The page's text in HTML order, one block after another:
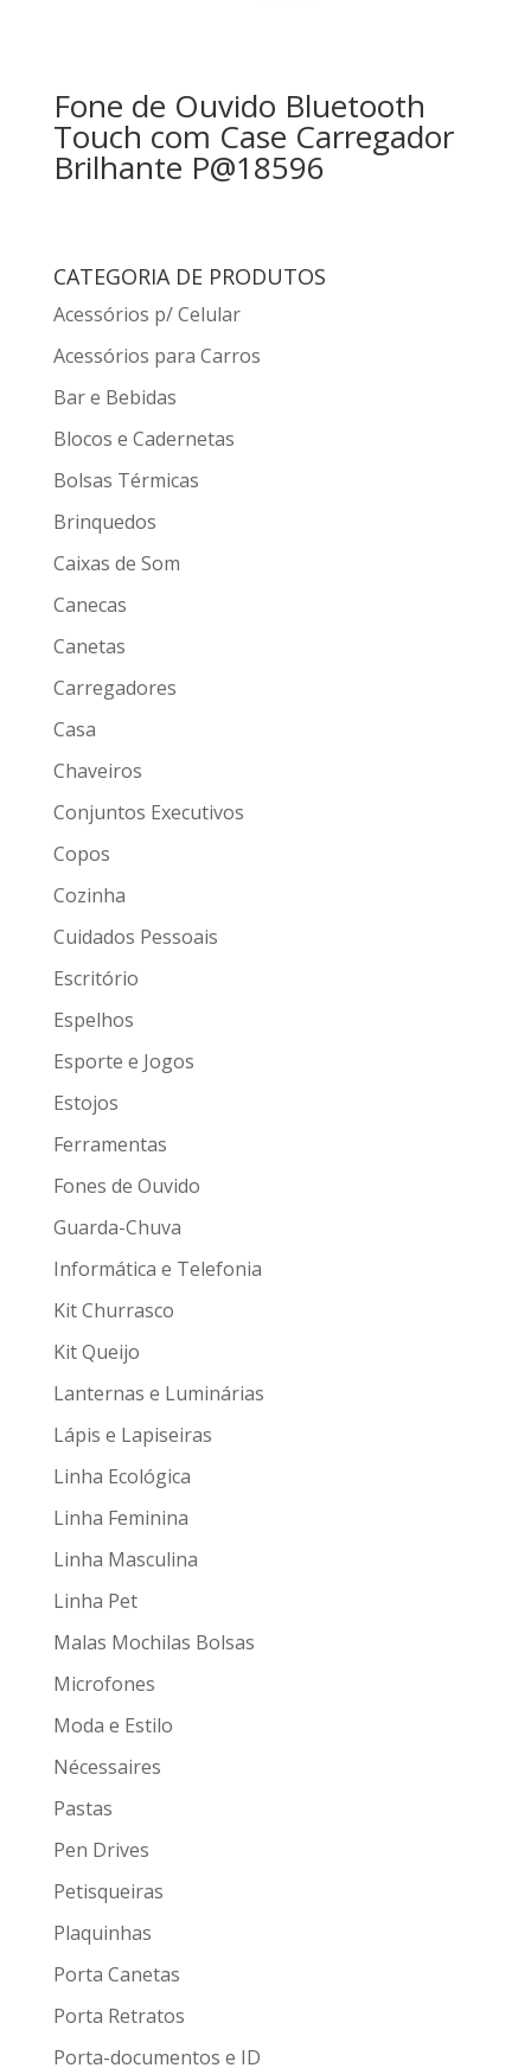
Fone de Ouvido Bluetooth
Touch com Case Carregador
Brilhante P@18596
CATEGORIA DE PRODUTOS
Acessórios p/ Celular
Acessórios para Carros
Bar e Bebidas
Blocos e Cadernetas
Bolsas Térmicas
Brinquedos
Caixas de Som
Canecas
Canetas
Carregadores
Casa
Chaveiros
Conjuntos Executivos
Copos
Cozinha
Cuidados Pessoais
Escritório
Espelhos
Esporte e Jogos
Estojos
Ferramentas
Fones de Ouvido
Guarda-Chuva
Informática e Telefonia
Kit Churrasco
Kit Queijo
Lanternas e Luminárias
Lápis e Lapiseiras
Linha Ecológica
Linha Feminina
Linha Masculina
Linha Pet
Malas Mochilas Bolsas
Microfones
Moda e Estilo
Nécessaires
Pastas
Pen Drives
Petisqueiras
Plaquinhas
Porta Canetas
Porta Retratos
Porta-documentos e ID